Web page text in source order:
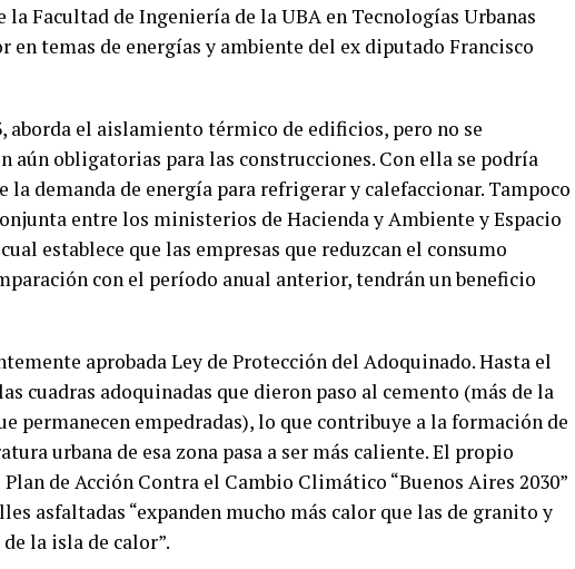
la Facultad de Ingeniería de la UBA en Tecnologías Urbanas
en temas de energías y ambiente del ex diputado Francisco
aborda el aislamiento térmico de edificios, pero no se
aún obligatorias para las construcciones. Con ella se podría
demanda de energía para refrigerar y calefaccionar. Tampoco
entre los ministerios de Hacienda y Ambiente y Espacio
establece que las empresas que reduzcan el consumo
con el período anual anterior, tendrán un beneficio
aprobada Ley de Protección del Adoquinado. Hasta el
cuadras adoquinadas que dieron paso al cemento (más de la
permanecen empedradas), lo que contribuye a la formación de
urbana de esa zona pasa a ser más caliente. El propio
de Acción Contra el Cambio Climático “Buenos Aires 2030”
asfaltadas “expanden mucho más calor que las de granito y
la isla de calor”.